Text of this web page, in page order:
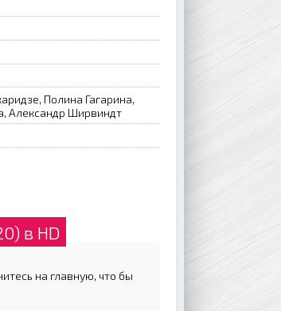
Полина Гагарина,
Александр Ширвиндт
в HD
на главную, что бы